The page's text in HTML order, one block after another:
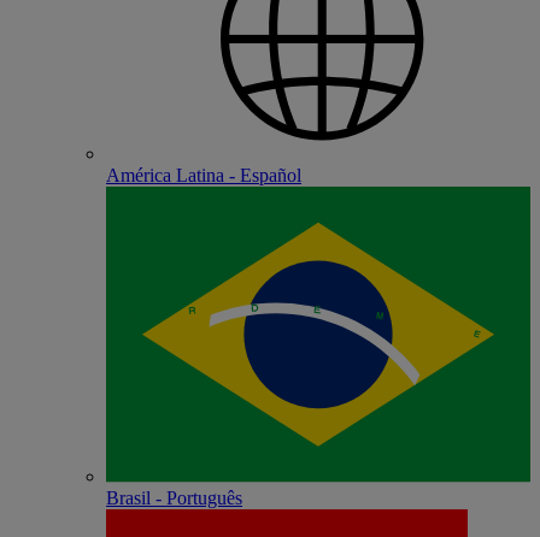
América Latina - Español
Brasil - Português